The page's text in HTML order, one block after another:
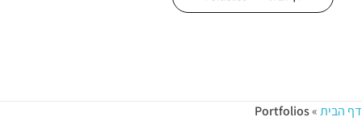
דף הבית»
Portfolios